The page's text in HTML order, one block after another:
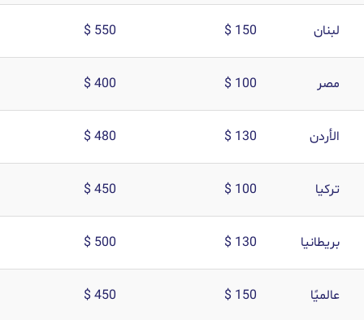
لبنان 150 $
550 $
مصر 100 $
400 $
الأردن 130 $
480 $
تركيا 100 $
450 $
بريطانيا 130 $
500 $
عالميًا 150 $
450 $